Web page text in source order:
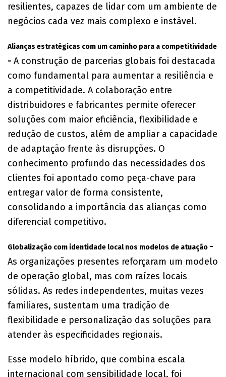
resilientes, capazes de lidar com um ambiente de
negócios cada vez mais complexo e instável.
Alianças estratégicas com um caminho para a competitividade
- A construção de parcerias globais foi destacada
como fundamental para aumentar a resiliência e
a competitividade. A colaboração entre
distribuidores e fabricantes permite oferecer
soluções com maior eficiência, flexibilidade e
redução de custos, além de ampliar a capacidade
de adaptação frente às disrupções. O
conhecimento profundo das necessidades dos
clientes foi apontado como peça-chave para
entregar valor de forma consistente,
consolidando a importância das alianças como
diferencial competitivo.
Globalização com identidade local nos modelos de atuação -
As organizações presentes reforçaram um modelo
de operação global, mas com raízes locais
sólidas. As redes independentes, muitas vezes
familiares, sustentam uma tradição de
flexibilidade e personalização das soluções para
atender às especificidades regionais.
Esse modelo híbrido, que combina escala
internacional com sensibilidade local, foi